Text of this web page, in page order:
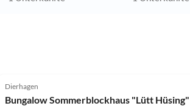
Dierhagen
Bungalow Sommerblockhaus "Lütt Hüsing"